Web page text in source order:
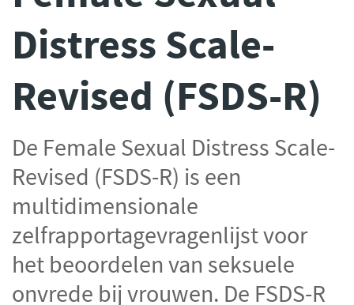
Spiegelinformatie
Workshop
GGZ Data blogs
Lerende netwerken
Nieuws en interviews
Data en privacy
Aan de slag met data delen
CGTp Check
Contact
Distress Scale-
Revised (FSDS-R)
De Female Sexual Distress Scale-
Revised (FSDS-R) is een
multidimensionale
zelfrapportagevragenlijst voor
het beoordelen van seksuele
onvrede bij vrouwen. De FSDS-R